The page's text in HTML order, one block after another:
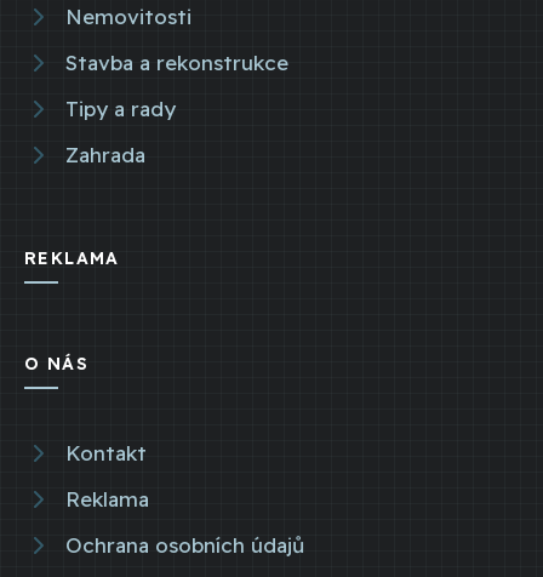
Nemovitosti
Stavba a rekonstrukce
Tipy a rady
Zahrada
REKLAMA
O NÁS
Kontakt
Reklama
Ochrana osobních údajů